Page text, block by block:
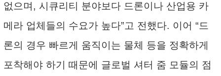
없으며, 시큐리티 분야보다 드론이나 산업용 카
메라 업체들의 수요가 높다”고 전했다. 이어 “드
론의 경우 빠르게 움직이는 물체 등을 정확하게
포착해야 하기 때문에 글로벌 셔터 줌 모듈의 점